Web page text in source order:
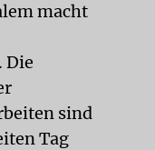
macht
Die
sind
Tag